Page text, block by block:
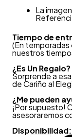
La
Tiempo de
(En
nuestros
¿Es Un Regalo?
Sorprende a
de Cariño al
¿Me pueden
¡Por supuesto!
asesoraremos
Disponibilidad: